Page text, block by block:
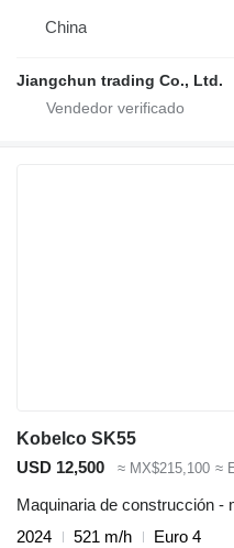
China
Jiangchun trading Co., Ltd.
Kobelco SK55
USD 12,500
≈ MX$215,100 ≈
Maquinaria de construcción -
2024
521 m/h
Euro 4